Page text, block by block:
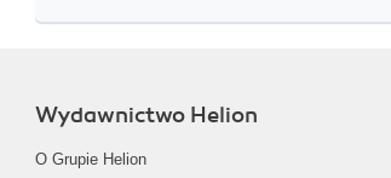
Wydawnictwo Helion
O Grupie Helion